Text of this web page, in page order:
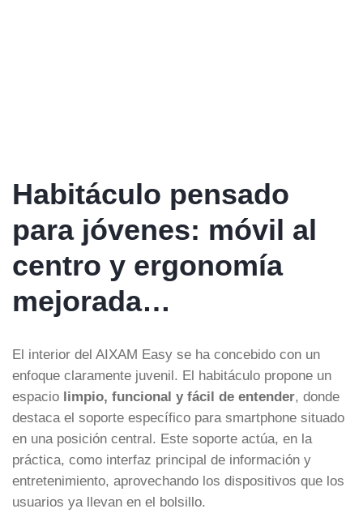
Habitáculo pensado
para jóvenes: móvil al
centro y ergonomía
mejorada…
El interior del AIXAM Easy se ha concebido con un
enfoque claramente juvenil. El habitáculo propone un
espacio limpio, funcional y fácil de entender, donde
destaca el soporte específico para smartphone situado
en una posición central. Este soporte actúa, en la
práctica, como interfaz principal de información y
entretenimiento, aprovechando los dispositivos que los
usuarios ya llevan en el bolsillo.